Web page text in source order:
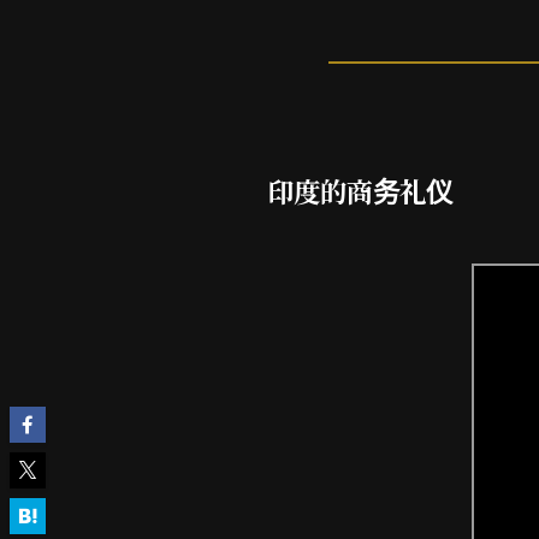
印度的商务礼仪